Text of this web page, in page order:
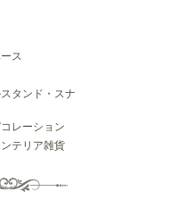
ス
タンド・スナ
レーション
テリア雑貨